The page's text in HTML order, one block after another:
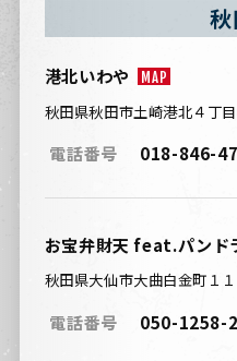
港北いわや MAP
秋田県秋田市土崎港北４丁
電話番号 018-846-
お宝弁財天 feat.パンド
秋田県大仙市大曲白金町１
電話番号 050-1258-